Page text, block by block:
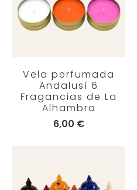
Vela perfumada
Andalusí 6
Fragancias de La
Alhambra
6,00 €